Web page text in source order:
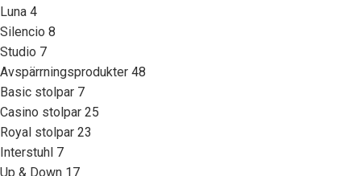
Luna 4
Silencio 8
Studio 7
Avspärrningsprodukter 48
Basic stolpar 7
Casino stolpar 25
Royal stolpar 23
Interstuhl 7
Up & Down 17